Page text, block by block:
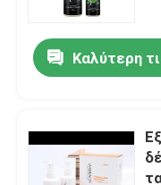
Αρχική Σελίδα
Σχετικά με εμάς
Καλύτερη